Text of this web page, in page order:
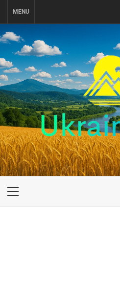
MENU
UKRAINE-IS
ПОДОРОЖI ПО УКРАЇНІ
Primary